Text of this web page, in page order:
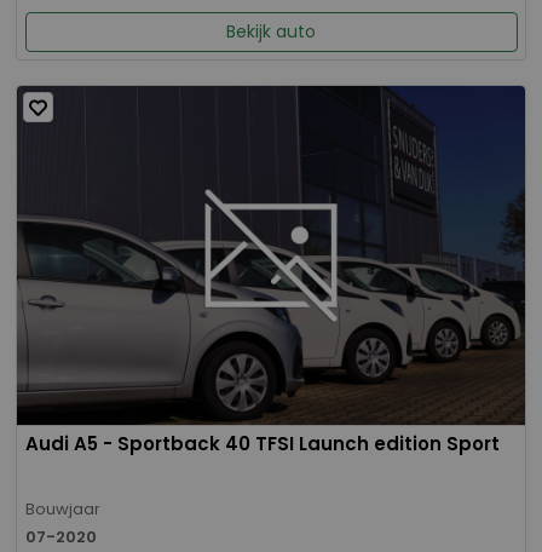
Bekijk auto
Audi A5 - Sportback 40 TFSI Launch edition Sport
Bouwjaar
07-2020